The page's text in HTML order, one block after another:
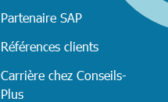
Partenaire SAP
Références clients
Carrière chez Conseils-
Plus